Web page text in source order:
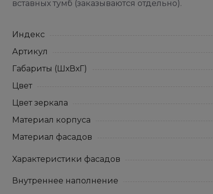
вставных тумб (заказываются отдельно).
Индекс
Артикул
Габариты (ШхВхГ)
Цвет
Цвет зеркала
Материал корпуса
Материал фасадов
Характеристики фасадов
Внутреннее наполнение